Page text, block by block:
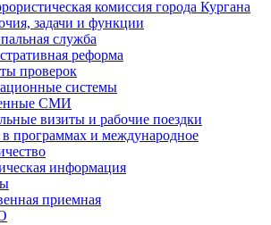
комиссия города Кургана
задачи и функции
служба
реформа
проверок
системы
СМИ
визиты и рабочие поездки
в программах и международное
информация
приемная